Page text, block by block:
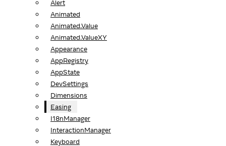
Alert
Animated
Animated.Value
Animated.ValueXY
Appearance
AppRegistry
AppState
DevSettings
Dimensions
Easing
I18nManager
InteractionManager
Keyboard